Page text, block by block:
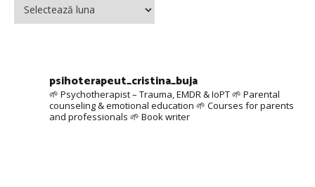
psihoterapeut_cristina_buja
🌱 Psychotherapist – Trauma, EMDR & IoPT🌱 Parental
counseling & emotional education 🌱 Courses for parents
and professionals 🌱 Book writer